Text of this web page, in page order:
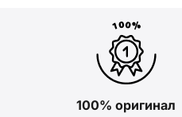
100% оригинал